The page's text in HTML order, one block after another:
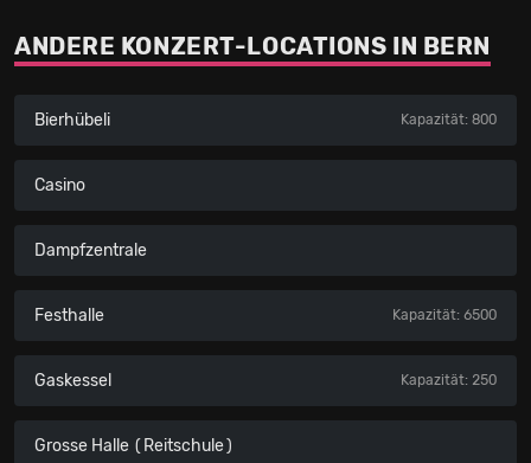
ANDERE KONZERT-LOCATIONS IN BERN
Bierhübeli Kapazität: 800
Casino
Dampfzentrale
Festhalle Kapazität: 6500
Gaskessel Kapazität: 250
Grosse Halle (Reitschule)